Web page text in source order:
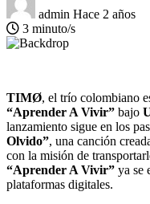
admin Hace 2 años
3 minuto/s
TIMØ, el trío colombiano
“Aprender A Vivir” bajo
lanzamiento sigue en los
Olvido”, una canción
con la misión de
“Aprender A Vivir” ya se
plataformas digitales.